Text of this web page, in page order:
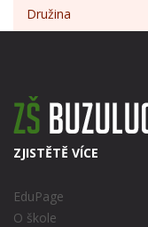
Družina
ZJISTĚTĚ VÍCE
EduPage
O škole